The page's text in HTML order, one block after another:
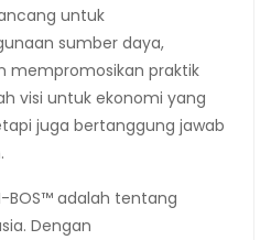
untuk
sumber daya,
mempromosikan praktik
visi untuk ekonomi yang
juga bertanggung jawab
BOS™ adalah tentang
Dengan